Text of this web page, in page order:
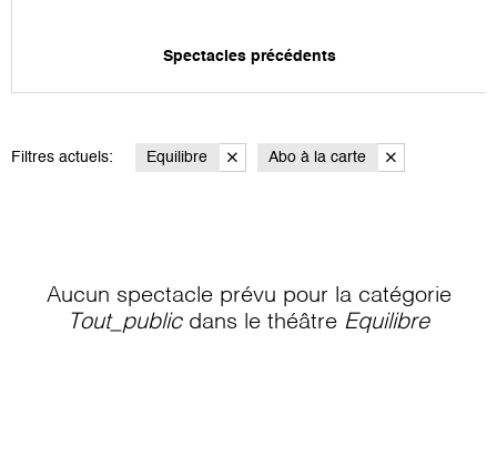
Spectacles précédents
Filtres actuels: Equilibre Abo à la carte
Aucun spectacle prévu pour la catégorie
Tout_publicdans le théâtre Equilibre